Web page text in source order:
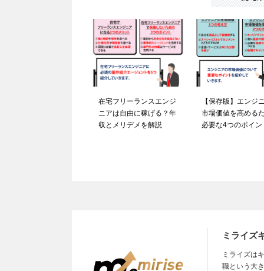
在宅フリーランスエンジ
ニアは自由に稼げる？年
収とメリデメを解説
【保存版】エンジ
市場価値を高める
必要な4つのポイン
ミライズ
ミライズは
職という大